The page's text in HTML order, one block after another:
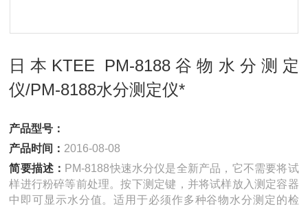
日本KTEE PM-8188谷物水分测定
仪/PM-8188水分测定仪*
产品型号：
产品时间： 2016-08-08
简要描述： PM-8188快速水分仪是全新产品，它不需要将试
样进行粉碎等前处理。按下测定键，并将试样放入测定容器
中即可显示水分值。适用于必须作多种谷物水分测定的检